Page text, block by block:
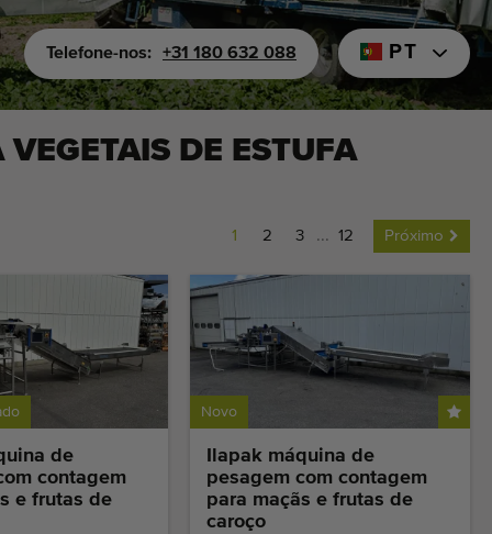
PT
Telefone-nos: +31 180 632 088
DE ESTUFA
1 2 3 ... 12 Próximo
de
contagem
e frutas de
Novo
Ilapak máquina de
pesagem com contagem
para maçãs e frutas de
caroço